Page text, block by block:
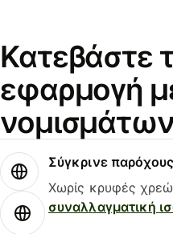
Κατεβάστε
εφαρμογή
Σύγκρινε
Χωρίς κρυφές
συναλλαγματική